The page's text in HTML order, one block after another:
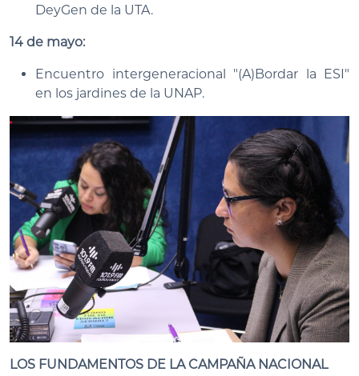
DeyGen de la UTA.
14 de mayo:
Encuentro intergeneracional "(A)Bordar la ESI"
en los jardines de la UNAP.
LOS FUNDAMENTOS DE LA CAMPAÑA NACIONAL